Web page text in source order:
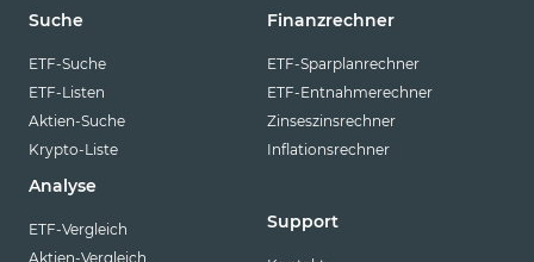
Suche
ETF-Suche
ETF-Listen
Aktien-Suche
Krypto-Liste
Analyse
ETF-Vergleich
Aktien-Vergleich
Finanzrechner
ETF-Sparplanrechner
ETF-Entnahmerechner
Zinseszinsrechner
Inflationsrechner
Support